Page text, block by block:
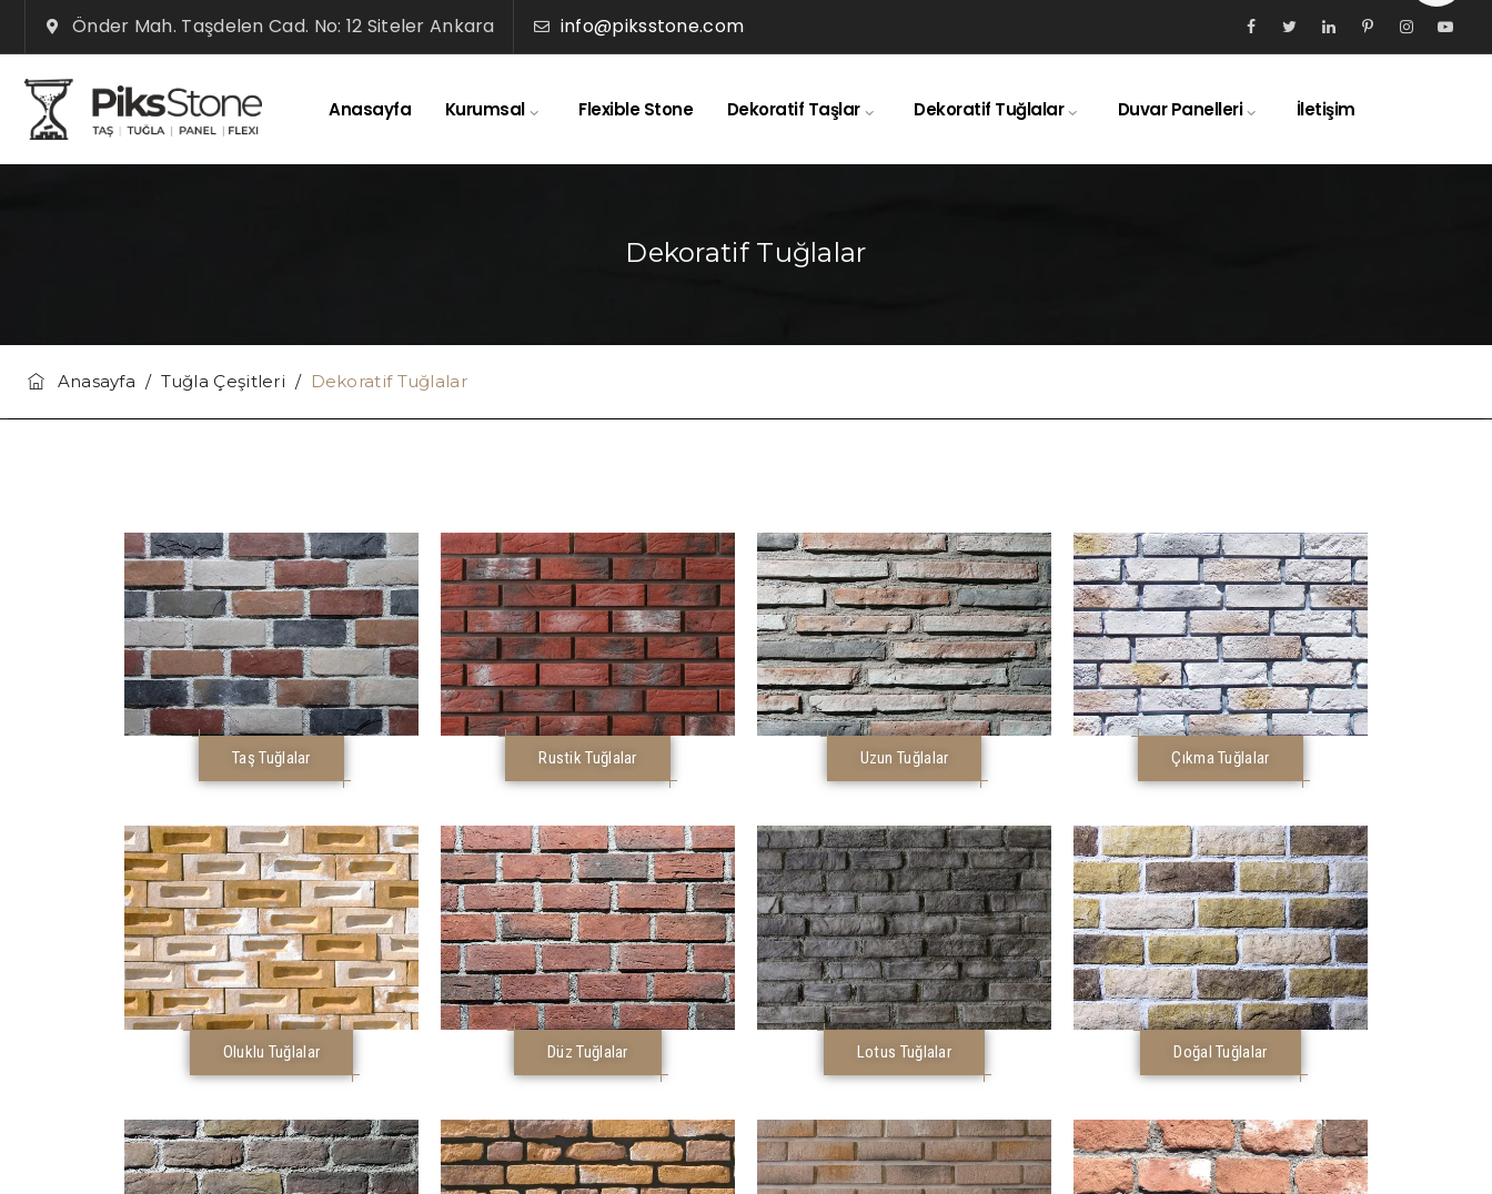
Önder Mah. Taşdelen Cad. No: 12 Siteler Ankara info@piksstone.com
Anasayfa Kurumsal Flexible Stone Dekoratif Taşlar Dekoratif Tuğlalar Duvar Panelleri İletişim
Dekoratif Tuğlalar
Anasayfa / Tuğla Çeşitleri / Dekoratif Tuğlalar
Taş Tuğlalar Rustik Tuğlalar Uzun Tuğlalar Çıkma Tuğlalar
Oluklu Tuğlalar Düz Tuğlalar Lotus Tuğlalar Doğal Tuğlalar